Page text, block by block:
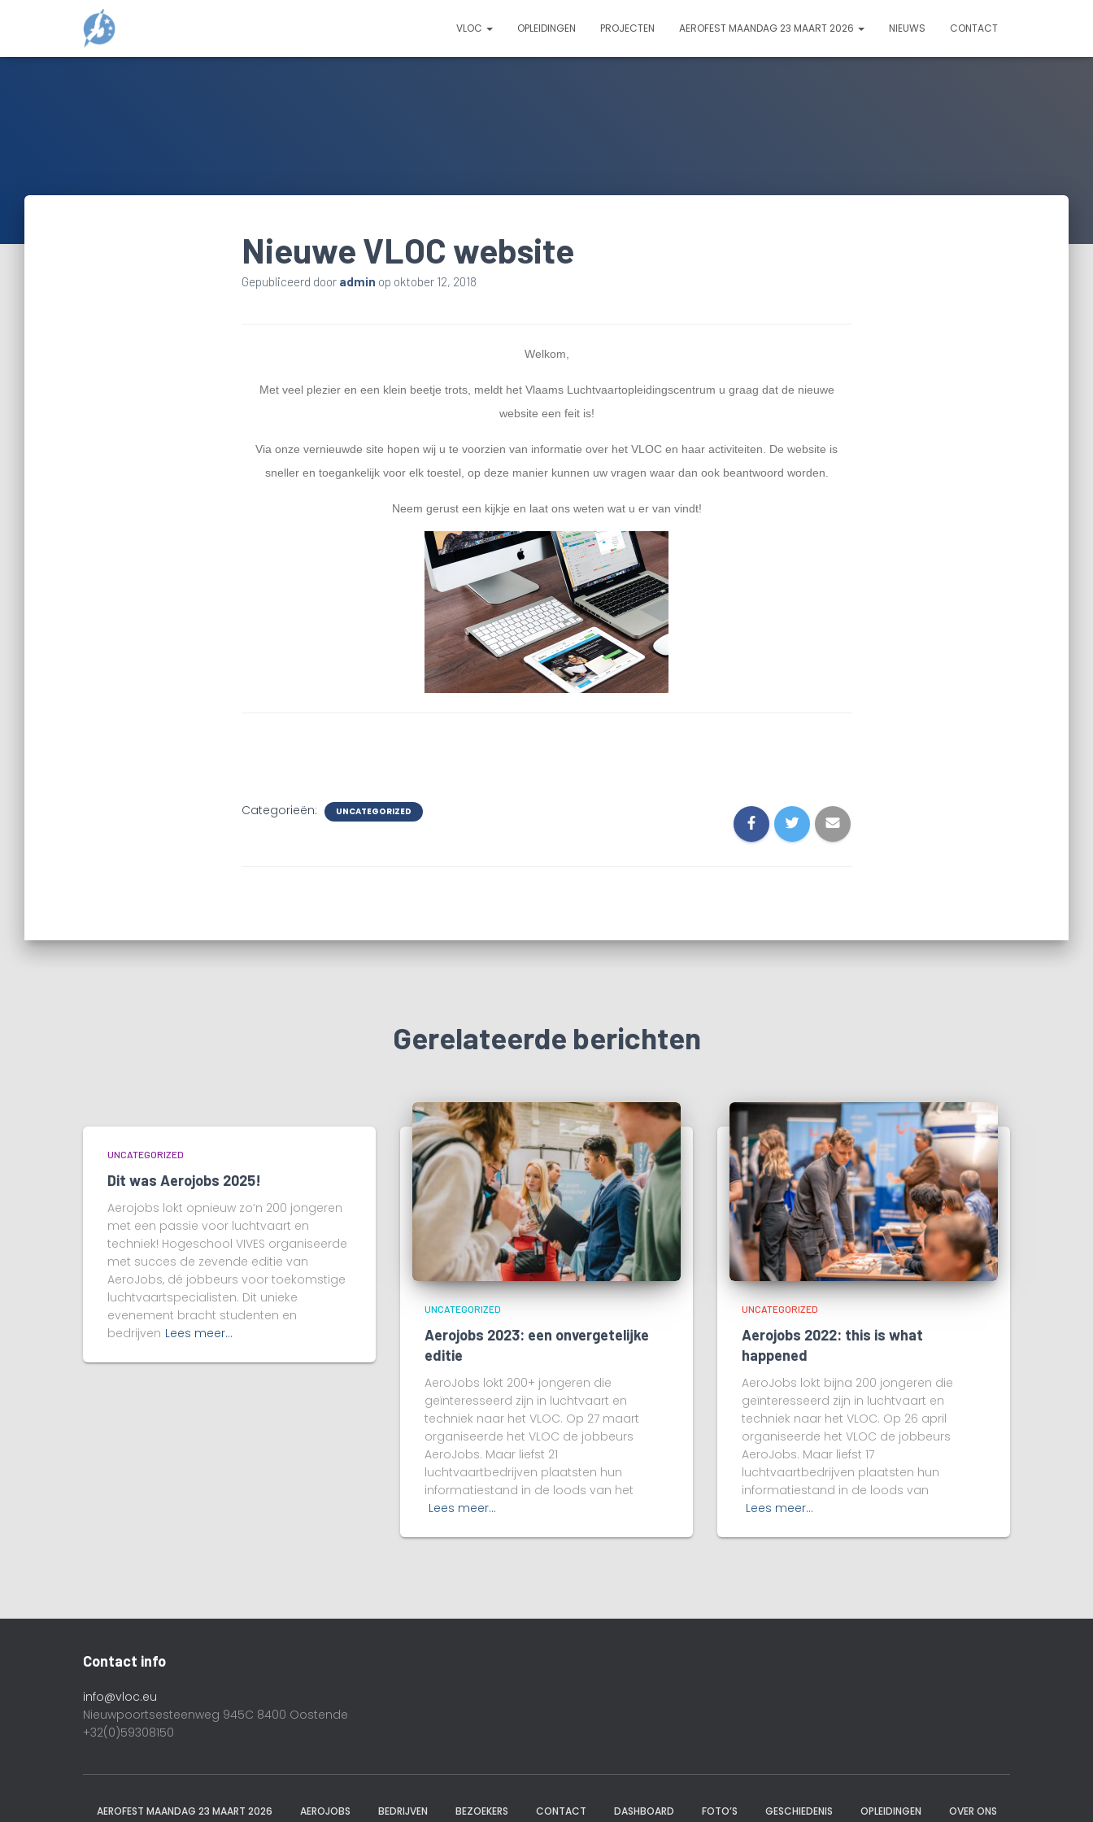
VLOC OPLEIDINGEN PROJECTEN AEROFEST MAANDAG 23 MAART 2026 NIEUWS CONTACT
Nieuwe VLOC website
Gepubliceerd door admin op oktober 12, 2018
Welkom,
Met veel plezier en een klein beetje trots, meldt het Vlaams Luchtvaartopleidingscentrum u graag dat de nieuwe
website een feit is!
Via onze vernieuwde site hopen wij u te voorzien van informatie over het VLOC en haar activiteiten. De website is
sneller en toegankelijk voor elk toestel, op deze manier kunnen uw vragen waar dan ook beantwoord worden.
Neem gerust een kijkje en laat ons weten wat u er van vindt!
Categorieën: UNCATEGORIZED
Gerelateerde berichten
UNCATEGORIZED
Dit was Aerojobs 2025!
Aerojobs lokt opnieuw zo’n 200 jongeren
met een passie voor luchtvaart en
techniek! Hogeschool VIVES organiseerde
met succes de zevende editie van
AeroJobs, dé jobbeurs voor toekomstige
luchtvaartspecialisten. Dit unieke
evenement bracht studenten en
bedrijven Lees meer…
UNCATEGORIZED
Aerojobs 2023: een onvergetelijke
editie
AeroJobs lokt 200+ jongeren die
geïnteresseerd zijn in luchtvaart en
techniek naar het VLOC. Op 27 maart
organiseerde het VLOC de jobbeurs
AeroJobs. Maar liefst 21
luchtvaartbedrijven plaatsten hun
informatiestand in de loods van het
Lees meer…
UNCATEGORIZED
Aerojobs 2022: this is what
happened
AeroJobs lokt bijna 200 jongeren die
geïnteresseerd zijn in luchtvaart en
techniek naar het VLOC. Op 26 april
organiseerde het VLOC de jobbeurs
AeroJobs. Maar liefst 17
luchtvaartbedrijven plaatsten hun
informatiestand in de loods van
Lees meer…
Contact info
info@vloc.eu
Nieuwpoortsesteenweg 945C 8400 Oostende
+32(0)59308150
AEROFEST MAANDAG 23 MAART 2026 AEROJOBS BEDRIJVEN BEZOEKERS CONTACT DASHBOARD FOTO’S GESCHIEDENIS OPLEIDINGEN OVER ONS